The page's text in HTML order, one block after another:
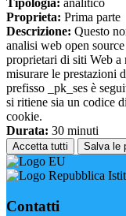
Tipologia: analitico
Proprieta: Prima parte
Descrizione: Questo
analisi web open
proprietari di siti Web a
misurare le prestazioni
prefisso _pk_ses è
si ritiene sia un codice
cookie.
Durata: 30 minuti
Accetta tutti Salva le
Contatti